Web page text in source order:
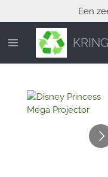
direct
naar
hoofdinhoud
Een